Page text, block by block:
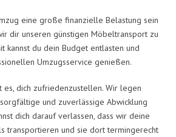
eine große finanzielle Belastung sein
dir unseren günstigen Möbeltransport zu
kannst du dein Budget entlasten und
Umzugsservice genießen.
dich zufriedenzustellen. Wir legen
und zuverlässige Abwicklung
dich darauf verlassen, dass wir deine
transportieren und sie dort termingerecht